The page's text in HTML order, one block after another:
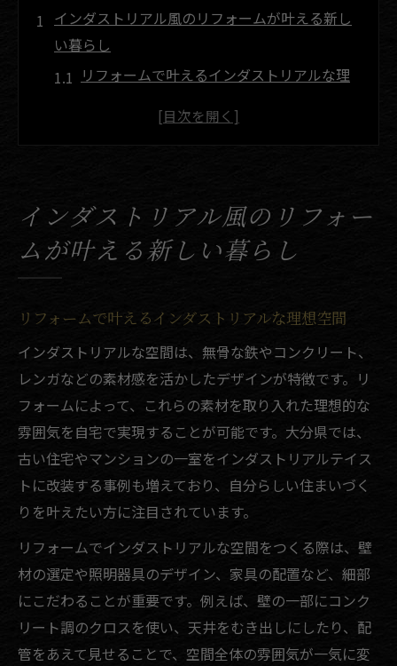
インダストリアル風のリフォームが叶える新し
い暮らし
リフォームで叶えるインダストリアルな理
インダストリアル風リフォームの特徴と利
リフォームで実現するおしゃれな住まいの
コツ
おしゃれを楽しむリフォームで叶う理想の空間
リフォームでおしゃれな空間づくりを実現
インダストリアルテイストのリフォーム事
例紹介
理想を叶えるリフォームのポイントとコツ
リフォームで個性的なデザインを楽しむ方
法
住まいにおしゃれをプラスするリフォーム
術
大分県で人気のインダストリアル事例紹介
リフォームで実現した人気の事例を詳しく
紹介
インダストリアル風のリフォー
ムが叶える新しい暮らし
リフォームで叶えるインダストリアルな理想空間
インダストリアルな空間は、無骨な鉄やコンクリート、
レンガなどの素材感を活かしたデザインが特徴です。リ
フォームによって、これらの素材を取り入れた理想的な
雰囲気を自宅で実現することが可能です。大分県では、
古い住宅やマンションの一室をインダストリアルテイス
トに改装する事例も増えており、自分らしい住まいづく
りを叶えたい方に注目されています。
リフォームでインダストリアルな空間をつくる際は、壁
材の選定や照明器具のデザイン、家具の配置など、細部
にこだわることが重要です。例えば、壁の一部にコンク
リート調のクロスを使い、天井をむき出しにしたり、配
管をあえて見せることで、空間全体の雰囲気が一気に変